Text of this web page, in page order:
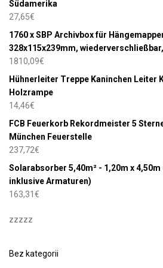
Südamerika
27,65€
1760 x SBP Archivbox für
328x115x239mm,
1810,09€
Hühnerleiter Treppe Kaninchen Leiter
Holzrampe
14,46€
FCB Feuerkorb Rekordmeister 5
München Feuerstelle
237,72€
Solarabsorber 5,40m² - 1,20m x 4,50m
inklusive Armaturen)
163,31 €
zzzzz
Bez kategorii